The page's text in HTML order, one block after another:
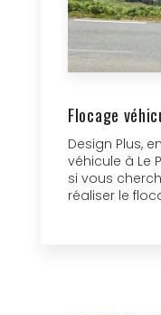
Flocage
Design Plus,
véhicule à Le
si vous
réaliser le